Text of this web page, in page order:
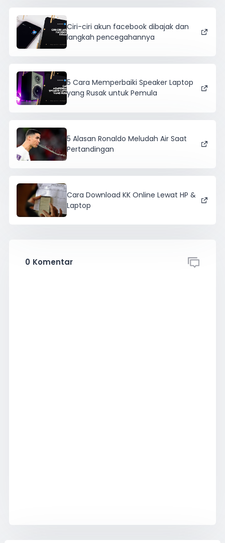
Ciri-ciri akun facebook dibajak dan
langkah pencegahannya
5 Cara Memperbaiki Speaker Laptop
yang Rusak untuk Pemula
5 Alasan Ronaldo Meludah Air Saat
Pertandingan
Cara Download KK Online Lewat HP &
Laptop
0 Komentar